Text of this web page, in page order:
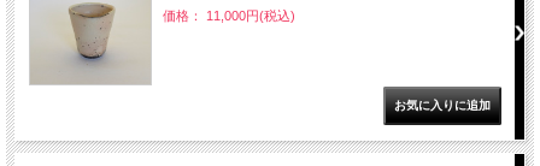
価格： 11,000円(税込)